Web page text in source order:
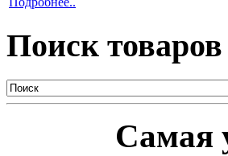
Поиск товаров
Самая